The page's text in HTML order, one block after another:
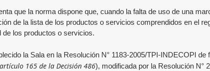
que la norma dispone que, cuando la falta de uso de una
de la lista de los productos o servicios comprendidos en el
de los productos o servicios.
la Sala en la Resolución N° 1183-2005/TPI-INDECOPI de
165 de la Decisión 486), modificada por la Resolución N°